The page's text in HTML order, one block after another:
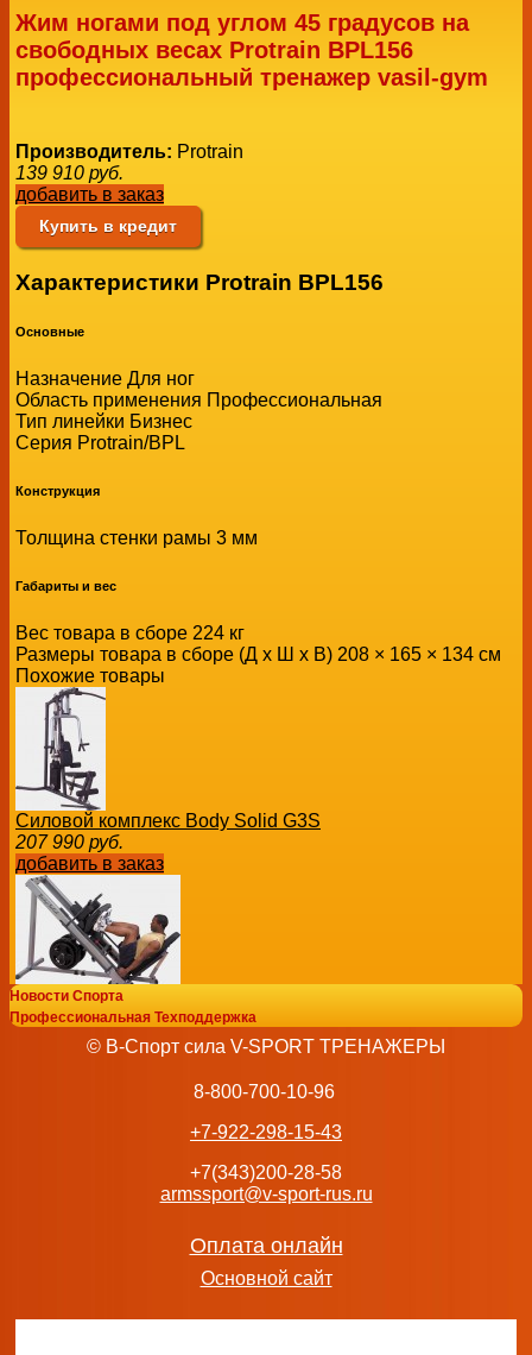
Жим ногами под углом 45 градусов на
свободных весах Protrain BPL156
профессиональный тренажер vasil-gym
Производитель: Protrain
139 910 руб.
добавить в заказ
Купить в кредит
Характеристики Protrain BPL156
Основные
Назначение Для ног
Область применения Профессиональная
Тип линейки Бизнес
Серия Protrain/BPL
Конструкция
Толщина стенки рамы 3 мм
Габариты и вес
Вес товара в сборе 224 кг
Размеры товара в сборе (Д x Ш x В) 208 × 165 × 134 см
Похожие товары
Силовой комплекс Body Solid G3S
207 990 руб.
добавить в заказ
Жим ногами Body Solid GLPH1100
136 842 руб.
добавить в заказ
Жим от груди BRONZE GYM RAVE RV19 силовой
Новости Спорта
Профессиональная Техподдержка
© В-Спорт сила V-SPORT ТРЕНАЖЕРЫ
8-800-700-10-96
+7-922-298-15-43
+7(343)200-28-58
armssport@v-sport-rus.ru
Оплата онлайн
Основной сайт